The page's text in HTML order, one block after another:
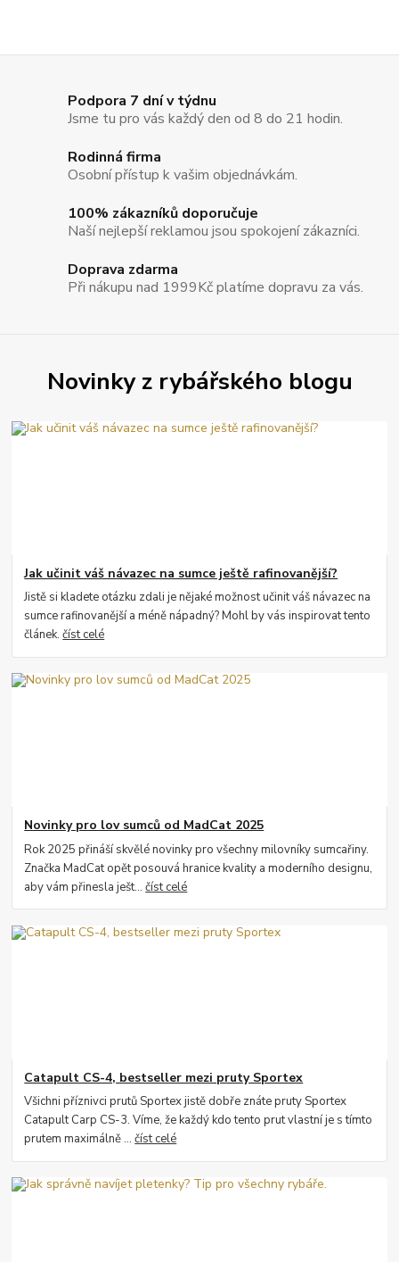
Podpora 7 dní v týdnu
Jsme tu pro vás každý den od 8 do 21 hodin.
Rodinná firma
Osobní přístup k vašim objednávkám.
100% zákazníků doporučuje
Naší nejlepší reklamou jsou spokojení zákazníci.
Doprava zdarma
Při nákupu nad 1999Kč platíme dopravu za vás.
Novinky z rybářského blogu
Jak učinit váš návazec na sumce ještě rafinovanější?
Jistě si kladete otázku zdali je nějaké možnost učinit váš návazec na
sumce rafinovanější a méně nápadný? Mohl by vás inspirovat tento
článek.číst celé
Novinky pro lov sumců od MadCat 2025
Rok 2025 přináší skvělé novinky pro všechny milovníky sumcařiny.
Značka MadCat opět posouvá hranice kvality a moderního designu,
aby vám přinesla ješt...číst celé
Catapult CS-4, bestseller mezi pruty Sportex
Všichni příznivci prutů Sportex jistě dobře znáte pruty Sportex
Catapult Carp CS-3. Víme, že každý kdo tento prut vlastní je s tímto
prutem maximálně ...číst celé